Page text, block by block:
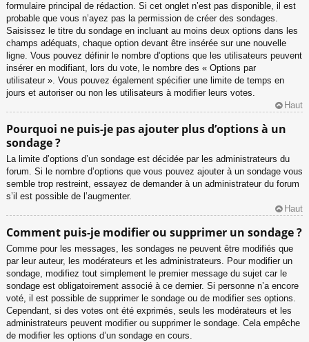
formulaire principal de rédaction. Si cet onglet n’est pas disponible, il est
probable que vous n’ayez pas la permission de créer des sondages.
Saisissez le titre du sondage en incluant au moins deux options dans les
champs adéquats, chaque option devant être insérée sur une nouvelle
ligne. Vous pouvez définir le nombre d’options que les utilisateurs peuvent
insérer en modifiant, lors du vote, le nombre des « Options par
utilisateur ». Vous pouvez également spécifier une limite de temps en
jours et autoriser ou non les utilisateurs à modifier leurs votes.
Haut
Pourquoi ne puis-je pas ajouter plus d’options à un
sondage ?
La limite d’options d’un sondage est décidée par les administrateurs du
forum. Si le nombre d’options que vous pouvez ajouter à un sondage vous
semble trop restreint, essayez de demander à un administrateur du forum
s’il est possible de l’augmenter.
Haut
Comment puis-je modifier ou supprimer un sondage ?
Comme pour les messages, les sondages ne peuvent être modifiés que
par leur auteur, les modérateurs et les administrateurs. Pour modifier un
sondage, modifiez tout simplement le premier message du sujet car le
sondage est obligatoirement associé à ce dernier. Si personne n’a encore
voté, il est possible de supprimer le sondage ou de modifier ses options.
Cependant, si des votes ont été exprimés, seuls les modérateurs et les
administrateurs peuvent modifier ou supprimer le sondage. Cela empêche
de modifier les options d’un sondage en cours.